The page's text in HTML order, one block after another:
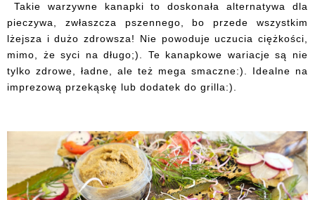
Takie warzywne kanapki to doskonała alternatywa dla
pieczywa, zwłaszcza pszennego, bo przede wszystkim
lżejsza i dużo zdrowsza! Nie powoduje uczucia ciężkości,
mimo, że syci na długo;). Te kanapkowe wariacje są nie
tylko zdrowe, ładne, ale też mega smaczne:). Idealne na
imprezową przekąskę lub dodatek do grilla:).